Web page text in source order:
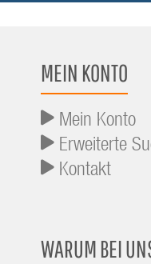
MEIN KONTO
Mein Konto
Erweiterte
Kontakt
WARUM BEI